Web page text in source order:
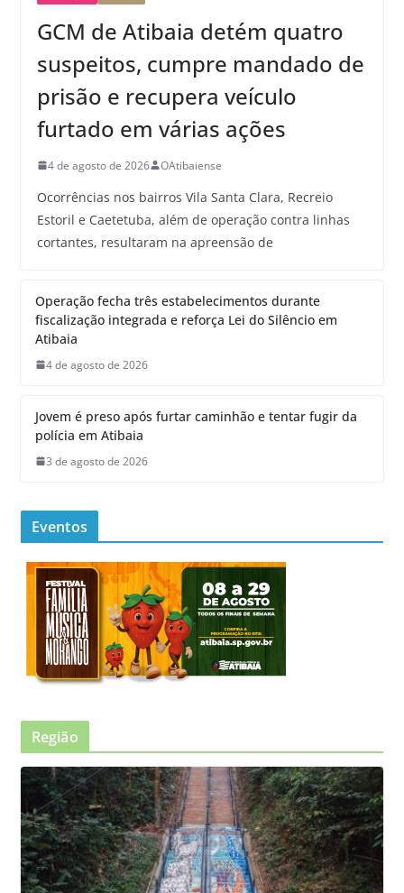
GCM de Atibaia detém quatro
suspeitos, cumpre mandado de
prisão e recupera veículo
furtado em várias ações
4 de agosto de 2026 OAtibaiense
Ocorrências nos bairros Vila Santa Clara, Recreio
Estoril e Caetetuba, além de operação contra linhas
cortantes, resultaram na apreensão de
Operação fecha três estabelecimentos durante
fiscalização integrada e reforça Lei do Silêncio em
Atibaia
4 de agosto de 2026
Jovem é preso após furtar caminhão e tentar fugir da
polícia em Atibaia
3 de agosto de 2026
Eventos
Região